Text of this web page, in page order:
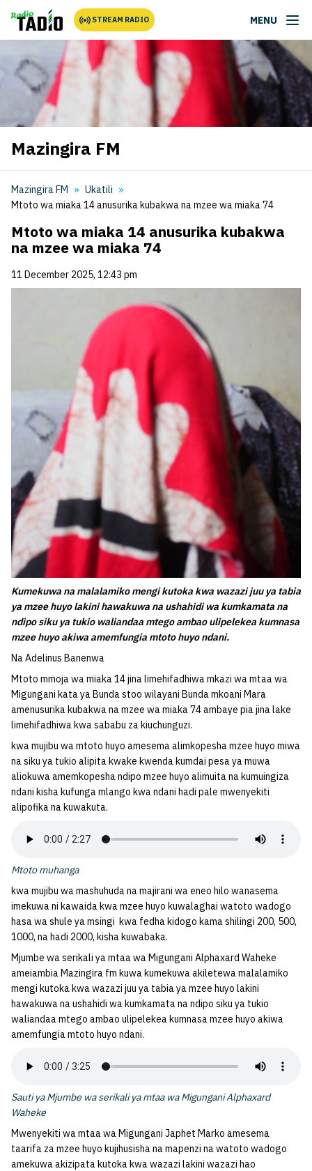
STREAM RADIO MENU
Mazingira FM
Mazingira FM
Ukatili
Mtoto wa miaka 14 anusurika kubakwa na mzee wa miaka 74
Mtoto wa miaka 14 anusurika kubakwa
na mzee wa miaka 74
11 December 2025, 12:43 pm
Kumekuwa na malalamiko mengi kutoka kwa wazazi juu ya tabia
ya mzee huyo lakini hawakuwa na ushahidi wa kumkamata na
ndipo siku ya tukio waliandaa mtego ambao ulipelekea kumnasa
mzee huyo akiwa amemfungia mtoto huyo ndani.
Na Adelinus Banenwa
Mtoto mmoja wa miaka 14 jina limehifadhiwa mkazi wa mtaa wa
Migungani kata ya Bunda stoo wilayani Bunda mkoani Mara
amenusurika kubakwa na mzee wa miaka 74 ambaye pia jina lake
limehifadhiwa kwa sababu za kiuchunguzi.
kwa mujibu wa mtoto huyo amesema alimkopesha mzee huyo miwa
na siku ya tukio alipita kwake kwenda kumdai pesa ya muwa
aliokuwa amemkopesha ndipo mzee huyo alimuita na kumuingiza
ndani kisha kufunga mlango kwa ndani hadi pale mwenyekiti
alipofika na kuwakuta.
Mtoto muhanga
kwa mujibu wa mashuhuda na majirani wa eneo hilo wanasema
imekuwa ni kawaida kwa mzee huyo kuwalaghai watoto wadogo
hasa wa shule ya msingi kwa fedha kidogo kama shilingi 200, 500,
1000, na hadi 2000, kisha kuwabaka.
Mjumbe wa serikali ya mtaa wa Migungani Alphaxard Waheke
ameiambia Mazingira fm kuwa kumekuwa akiletewa malalamiko
mengi kutoka kwa wazazi juu ya tabia ya mzee huyo lakini
hawakuwa na ushahidi wa kumkamata na ndipo siku ya tukio
waliandaa mtego ambao ulipelekea kumnasa mzee huyo akiwa
amemfungia mtoto huyo ndani.
Sauti ya Mjumbe wa serikali ya mtaa wa Migungani Alphaxard
Waheke
Mwenyekiti wa mtaa wa Migungani Japhet Marko amesema
taarifa za mzee huyo kujihusisha na mapenzi na watoto wadogo
amekuwa akizipata kutoka kwa wazazi lakini wazazi hao